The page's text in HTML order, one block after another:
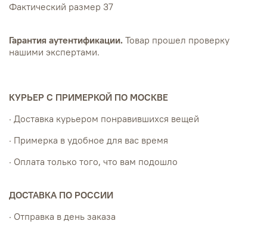
Фактический размер 37
Гарантия аутентификации. Товар прошел проверку
нашими экспертами.
КУРЬЕР С ПРИМЕРКОЙ ПО МОСКВЕ
· Доставка курьером понравившихся вещей
· Примерка в удобное для вас время
· Оплата только того, что вам подошло
ДОСТАВКА ПО РОССИИ
· Отправка в день заказа